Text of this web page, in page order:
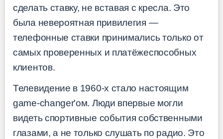
сделать ставку, не вставая с кресла. Это
была невероятная привилегия —
телефонные ставки принимались только от
самых проверенных и платёжеспособных
клиентов.
Телевидение в 1960-х стало настоящим
game-changer'ом. Люди впервые могли
видеть спортивные события собственными
глазами, а не только слушать по радио. Это